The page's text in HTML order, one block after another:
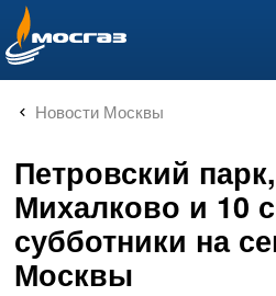
info@mos-gaz.ru
Новости Москвы
Петровский
Михалково и 10
субботники на
Москвы